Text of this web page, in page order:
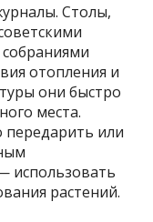
Столы,
отопления и
они быстро
места.
или
использовать
растений.